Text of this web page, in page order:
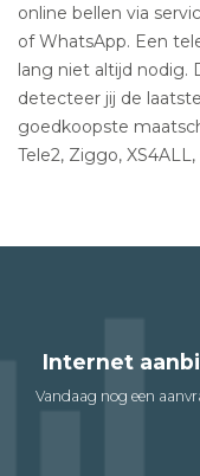
online bellen via
of WhatsApp. Een
lang niet altijd nodig.
detecteer jij de
goedkoopste
Tele2, Ziggo,
Internet
Vandaag nog een